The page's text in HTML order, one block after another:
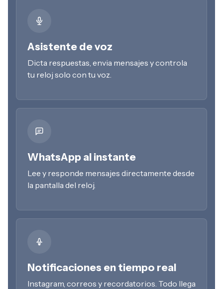
Asistente de voz
Dicta respuestas, envia mensajes y controla
tu reloj solo con tu voz.
WhatsApp al instante
Lee y responde mensajes directamente desde
la pantalla del reloj.
Notificaciones en tiempo real
Instagram, correos y recordatorios. Todo llega